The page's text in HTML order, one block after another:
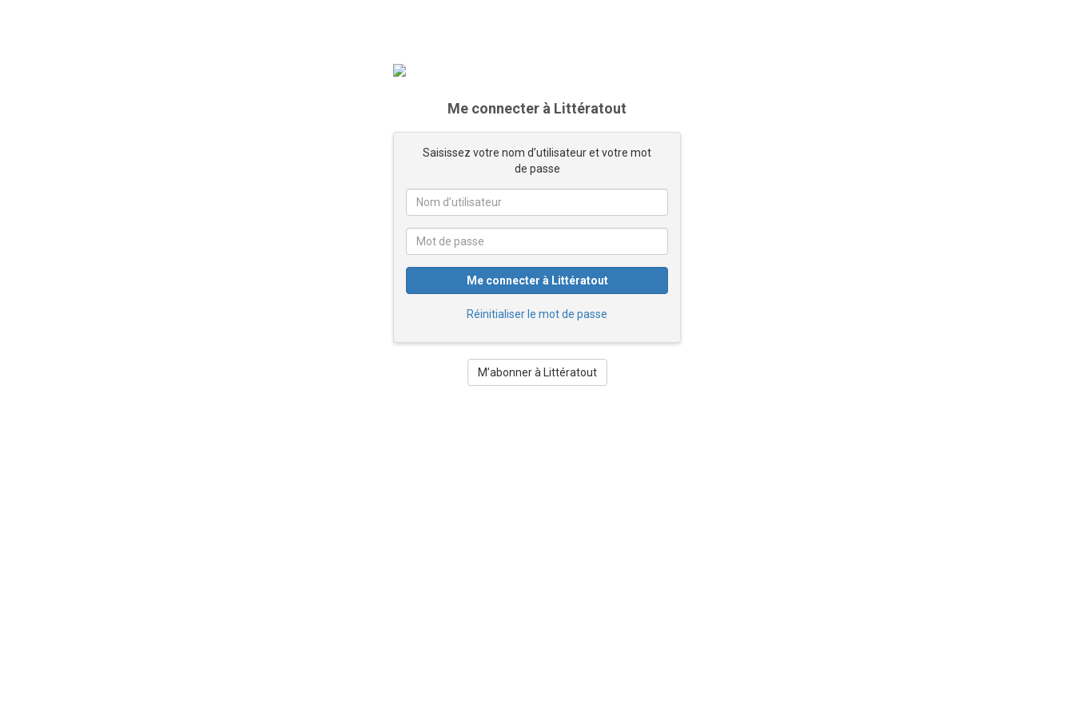
Me connecter à Littératout
Saisissez votre nom d’utilisateur et votre mot
de passe
Me connecter à Littératout
Réinitialiser le mot de passe
M’abonner à Littératout